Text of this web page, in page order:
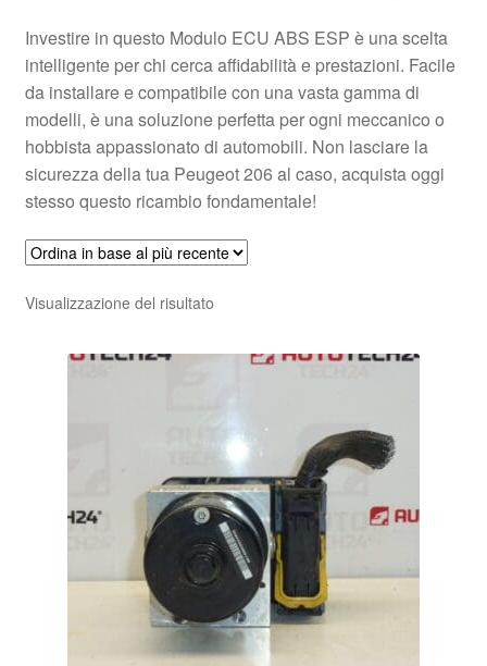
Investire in questo Modulo ECU ABS ESP è una scelta
intelligente per chi cerca affidabilità e prestazioni. Facile
da installare e compatibile con una vasta gamma di
modelli, è una soluzione perfetta per ogni meccanico o
hobbista appassionato di automobili. Non lasciare la
sicurezza della tua Peugeot 206 al caso, acquista oggi
stesso questo ricambio fondamentale!
Visualizzazione del risultato